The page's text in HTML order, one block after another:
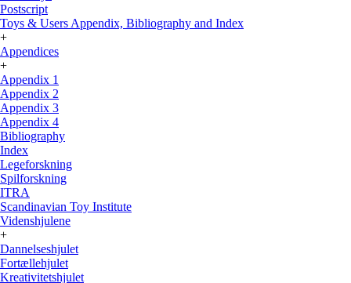
Postscript
Toys & Users Appendix, Bibliography and Index
+
Appendices
+
Appendix 1
Appendix 2
Appendix 3
Appendix 4
Bibliography
Index
Legeforskning
Spilforskning
ITRA
Scandinavian Toy Institute
Videnshjulene
+
Dannelseshjulet
Fortællehjulet
Kreativitetshjulet